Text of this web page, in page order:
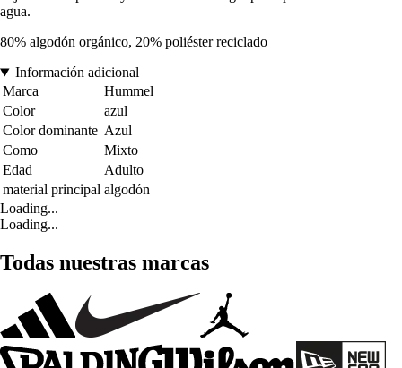
agua.
80% algodón orgánico, 20% poliéster reciclado
Información adicional
Marca
Hummel
Color
azul
Color dominante Azul
Como
Mixto
Edad
Adulto
material principal algodón
Loading...
Loading...
Todas nuestras marcas